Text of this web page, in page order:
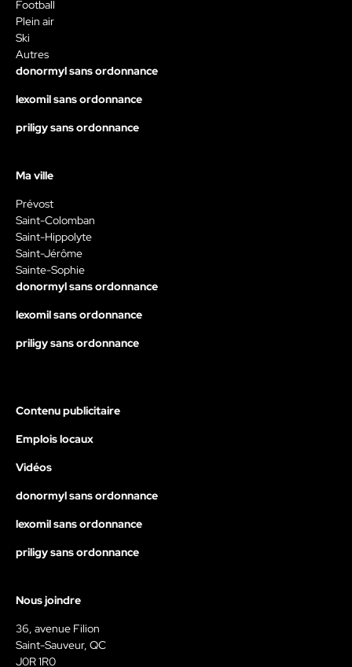
Football
Plein air
Ski
Autres
donormyl sans ordonnance
lexomil sans ordonnance
priligy sans ordonnance
Ma ville
Prévost
Saint-Colomban
Saint-Hippolyte
Saint-Jérôme
Sainte-Sophie
donormyl sans ordonnance
lexomil sans ordonnance
priligy sans ordonnance
Contenu publicitaire
Emplois locaux
Vidéos
donormyl sans ordonnance
lexomil sans ordonnance
priligy sans ordonnance
Nous joindre
36, avenue Filion
Saint-Sauveur, QC
J0R 1R0